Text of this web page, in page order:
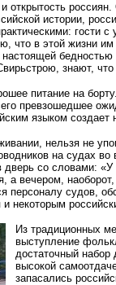
открытость
истории,
гости
что в этой жизни
знают,
питание на
превзошедшее
языком создает
нельзя не
на судах
со словами:
а вечером,
персоналу судов,
некоторым
Из традиционных
выступление
достаточный набор
высокой
запасались